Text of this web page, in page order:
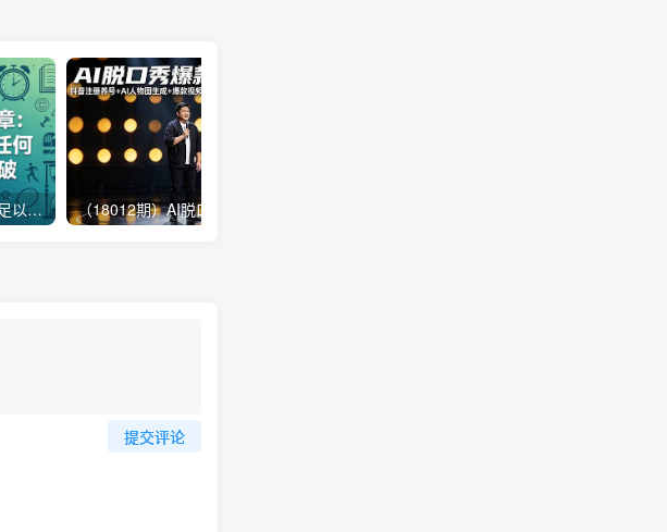
某公众号付费文章：30天足以让你在任何一个领域实现突破
提交评论